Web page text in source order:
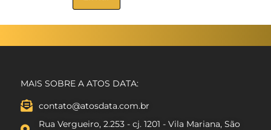
MAIS SOBRE A ATOS DATA:
contato@atosdata.com.br
Rua Vergueiro, 2.253 - cj. 1201 - Vila Mariana, São